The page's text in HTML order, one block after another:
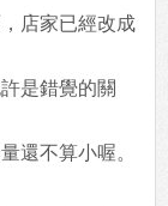
店家已經改成
是錯覺的關
還不算小喔。